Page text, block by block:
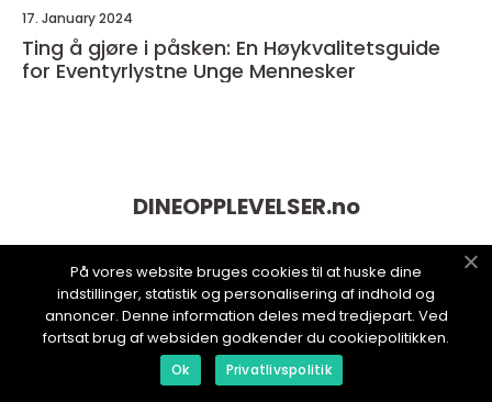
17. January 2024
Ting å gjøre i påsken: En Høykvalitetsguide
for Eventyrlystne Unge Mennesker
DINEOPPLEVELSER.no
På vores website bruges cookies til at huske dine
indstillinger, statistik og personalisering af indhold og
annoncer. Denne information deles med tredjepart. Ved
fortsat brug af websiden godkender du cookiepolitikken.
Ok Privatlivspolitik